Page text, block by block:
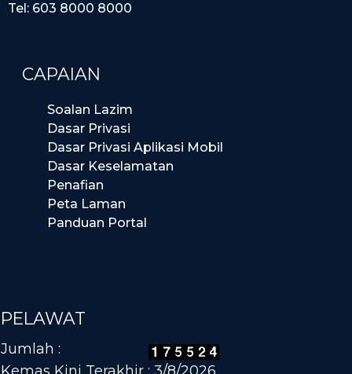
Tel: 603 8000 8000
CAPAIAN
Soalan Lazim
Dasar Privasi
Dasar Privasi Aplikasi Mobil
Dasar Keselamatan
Penafian
Peta Laman
Panduan Portal
PELAWAT
Jumlah :